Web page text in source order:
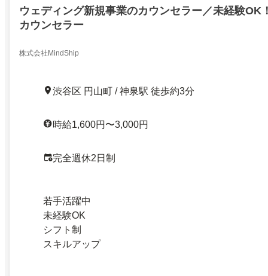
ウェディング新規事業のカウンセラー／未経験OK
カウンセラー
株式会社MindShip
渋谷区 円山町 / 神泉駅 徒歩約3分
時給1,600円〜3,000円
完全週休2日制
若手活躍中
未経験OK
シフト制
スキルアップ